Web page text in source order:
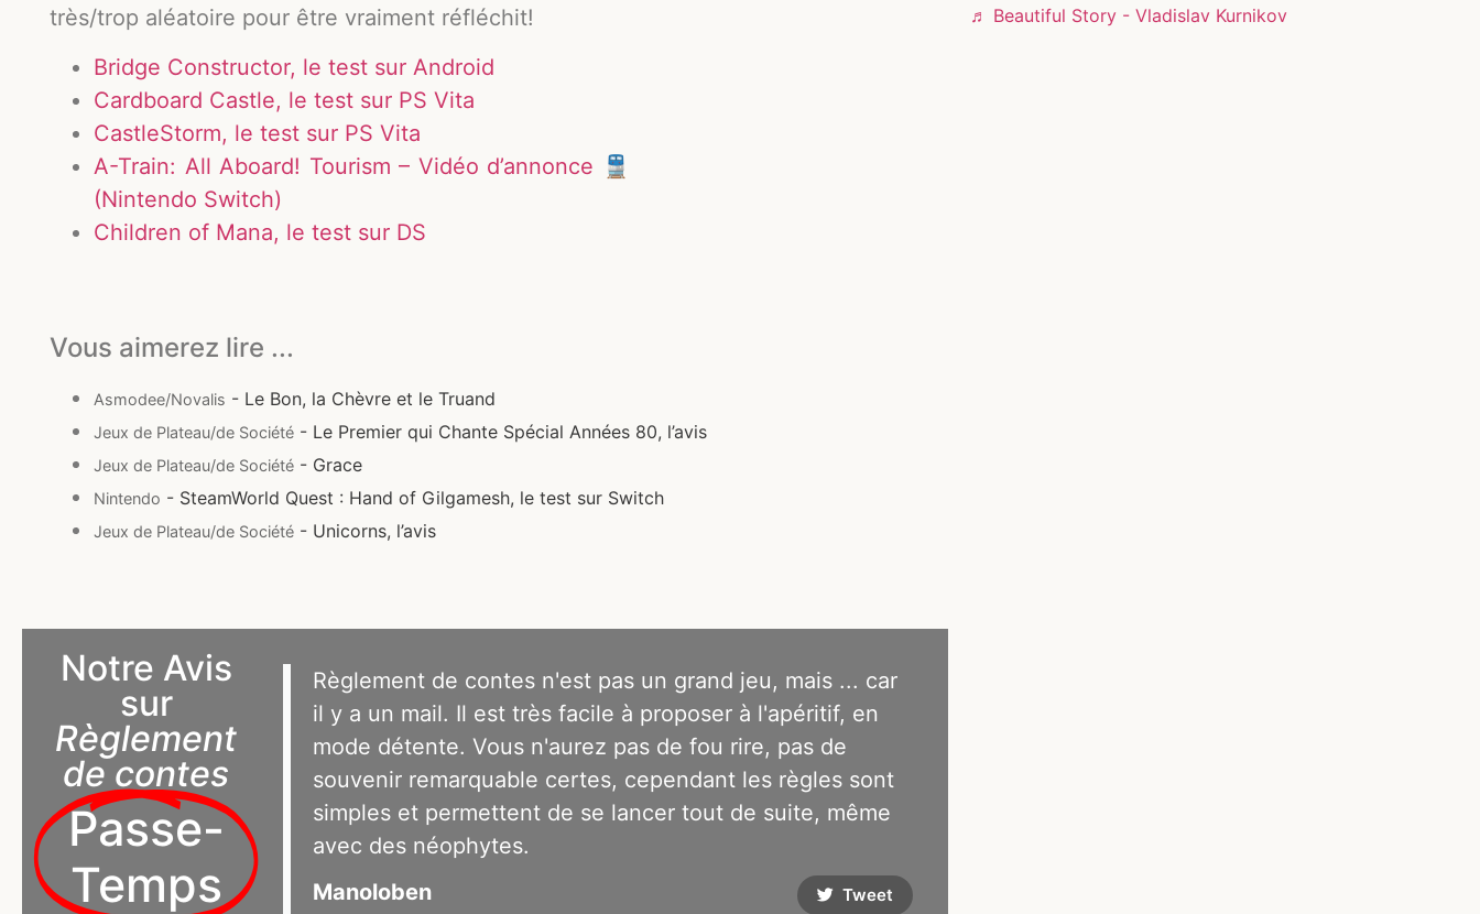
très/trop aléatoire pour être vraiment réfléchit!
Bridge Constructor, le test sur Android
Cardboard Castle, le test sur PS Vita
CastleStorm, le test sur PS Vita
A-Train: All Aboard! Tourism – Vidéo d’annonce 🚆
(Nintendo Switch)
Children of Mana, le test sur DS
Vous aimerez lire ...
Asmodee/Novalis - Le Bon, la Chèvre et le Truand
Jeux de Plateau/de Société - Le Premier qui Chante Spécial Années 80, l’avis
Jeux de Plateau/de Société - Grace
Nintendo - SteamWorld Quest : Hand of Gilgamesh, le test sur Switch
Jeux de Plateau/de Société - Unicorns, l’avis
Notre Avis
sur
Règlement
de contes
Passe-
Temps
Règlement de contes n'est pas un grand jeu, mais ... car
il y a un mail. Il est très facile à proposer à l'apéritif, en
mode détente. Vous n'aurez pas de fou rire, pas de
souvenir remarquable certes, cependant les règles sont
simples et permettent de se lancer tout de suite, même
avec des néophytes.
Manoloben
Tweet
♬ Beautiful Story - Vladislav Kurnikov